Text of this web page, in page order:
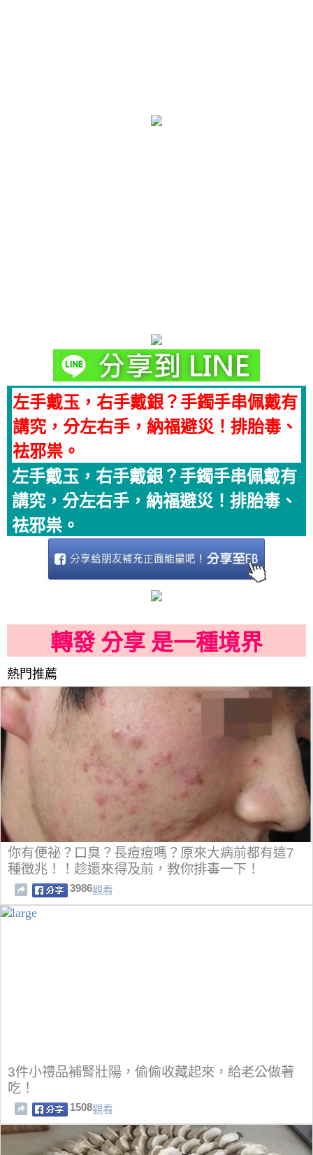
左手戴玉，右手戴銀？手鐲手串佩戴有
講究，分左右手，納福避災！排胎毒、
祛邪祟。
左手戴玉，右手戴銀？手鐲手串佩戴有
講究，分左右手，納福避災！排胎毒、
祛邪祟。
轉發 分享 是一種境界
熱門推薦
你有便祕？口臭？長痘痘嗎？原來大病前都有這7
種徵兆！！趁還來得及前，教你排毒一下！
3986觀看
3件小禮品補腎壯陽，偷偷收藏起來，給老公做著
吃！
1508觀看